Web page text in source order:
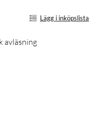
Lägg i inköpslista
avläsning